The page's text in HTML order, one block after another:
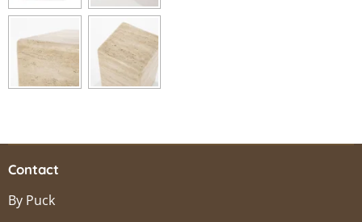
Contact
By Puck